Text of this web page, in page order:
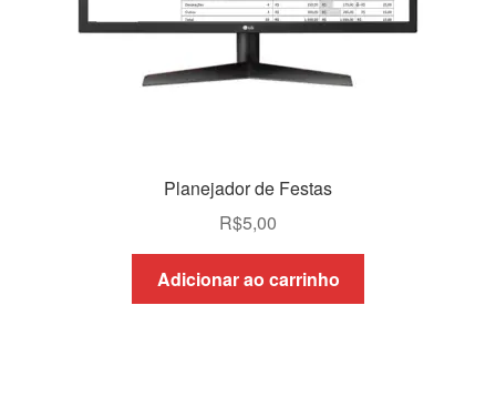
Planejador de Festas
R$5,00
Adicionar ao carrinho